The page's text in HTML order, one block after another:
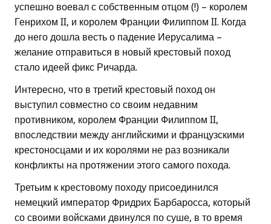
успешно воевал с собственным отцом (!) – королем
Генрихом II, и королем Франции Филиппом II. Когда
до него дошла весть о падение Иерусалима –
желание отправиться в новый крестовый поход
стало идеей фикс Ричарда.
Интересно, что в третий крестовый поход он
выступил совместно со своим недавним
противником, королем Франции Филиппом II,
впоследствии между английскими и французскими
крестоносцами и их королями не раз возникали
конфликты на протяжении этого самого похода.
Третьим к крестовому походу присоединился
немецкий император Фридрих Барбаросса, который
со своими войсками двинулся по суше, в то время